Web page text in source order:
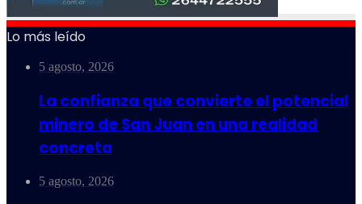
Lo más leído
5 agosto, 2026
La confianza que convierte el potencial
minero de San Juan en una realidad
concreta
5 agosto, 2026